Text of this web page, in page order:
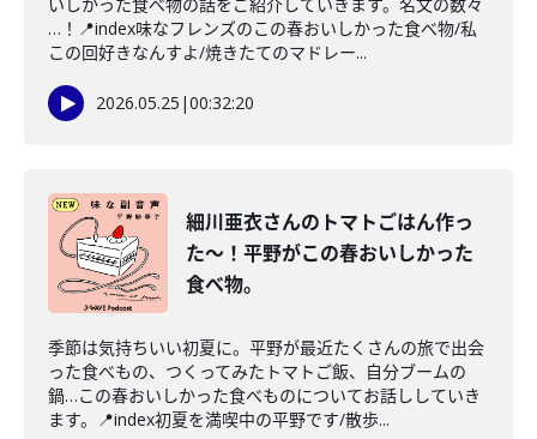
…！📍index味なフレンズのこの春おいしかった食べ物/私
この回好きなんすよ/焼きたてのマドレー...
2026.05.25 |00:32:20
細川亜衣さんのトマトごはん作っ
た〜！平野がこの春おいしかった
食べ物。
季節は気持ちいい初夏に。平野が最近たくさんの旅で出会
った食べもの、つくってみたトマトご飯、自分ブームの
鍋…この春おいしかった食べものについてお話ししていき
ます。📍index初夏を満喫中の平野です/散歩...